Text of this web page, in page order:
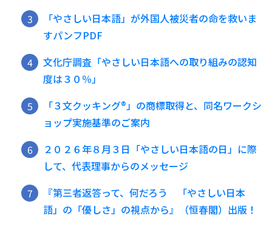
「やさしい日本語」が外国人被災者の命を救いま
すパンフPDF
文化庁調査「やさしい日本語への取り組みの認知
度は３０％」
「３文クッキング®️」の商標取得と、同名ワークシ
ョップ実施基準のご案内
２０２６年８月３日「やさしい日本語の日」に際
して、代表理事からのメッセージ
『第三者返答って、何だろう 「やさしい日本
語」の「優しさ」の視点から』（恒春閣）出版！